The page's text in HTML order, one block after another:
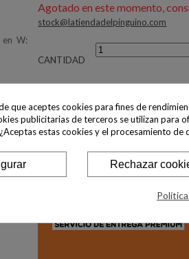
Agotado en este momento,
stock@latiendadelpinguino.com
CANTIDAD
AÑADIR AL CARRITO
W:
que aceptes cookies para fines de
publicitarias de terceros se utilizan para
estas cookies y el procesamiento de
Rechazar